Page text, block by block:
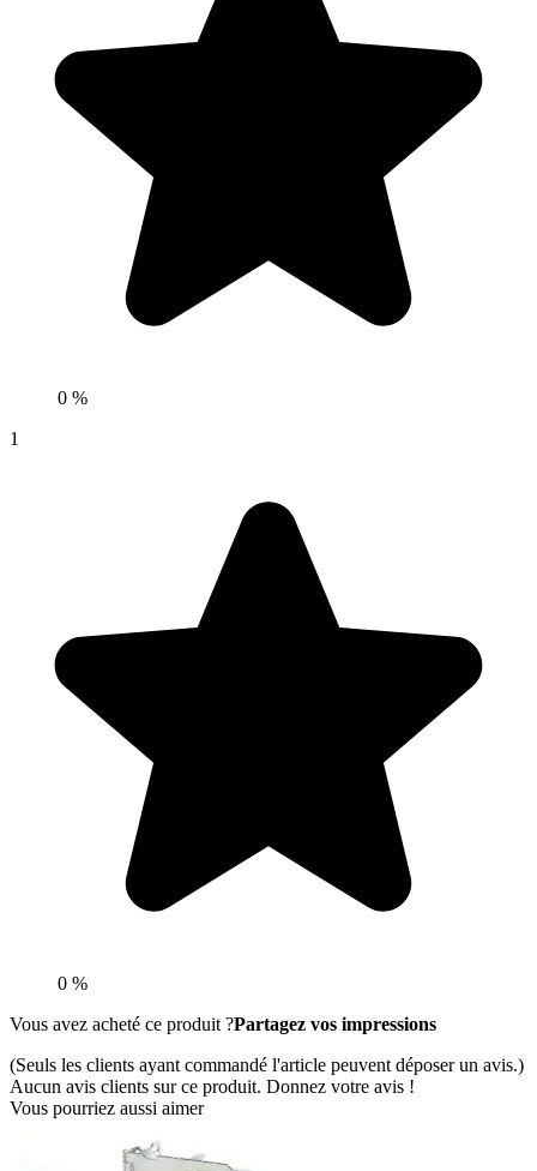
0 %
1
0 %
Vous avez acheté ce produit ?Partagez vos impressions
(Seuls les clients ayant commandé l'article peuvent déposer un avis.)
Aucun avis clients sur ce produit. Donnez votre avis !
Vous pourriez aussi aimer